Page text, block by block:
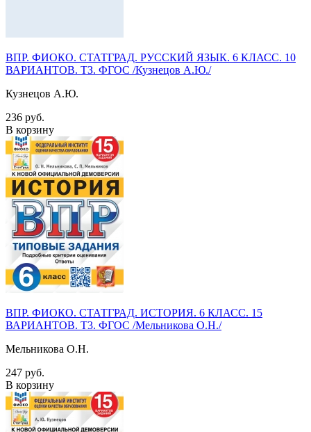
ВПР. ФИОКО. СТАТГРАД. РУССКИЙ ЯЗЫК. 6 КЛАСС. 10
ВАРИАНТОВ. ТЗ. ФГОС /Кузнецов А.Ю./
Кузнецов А.Ю.
236 руб.
В корзину
ВПР. ФИОКО. СТАТГРАД. ИСТОРИЯ. 6 КЛАСС. 15
ВАРИАНТОВ. Т3. ФГОС /Мельникова О.Н./
Мельникова О.Н.
247 руб.
В корзину